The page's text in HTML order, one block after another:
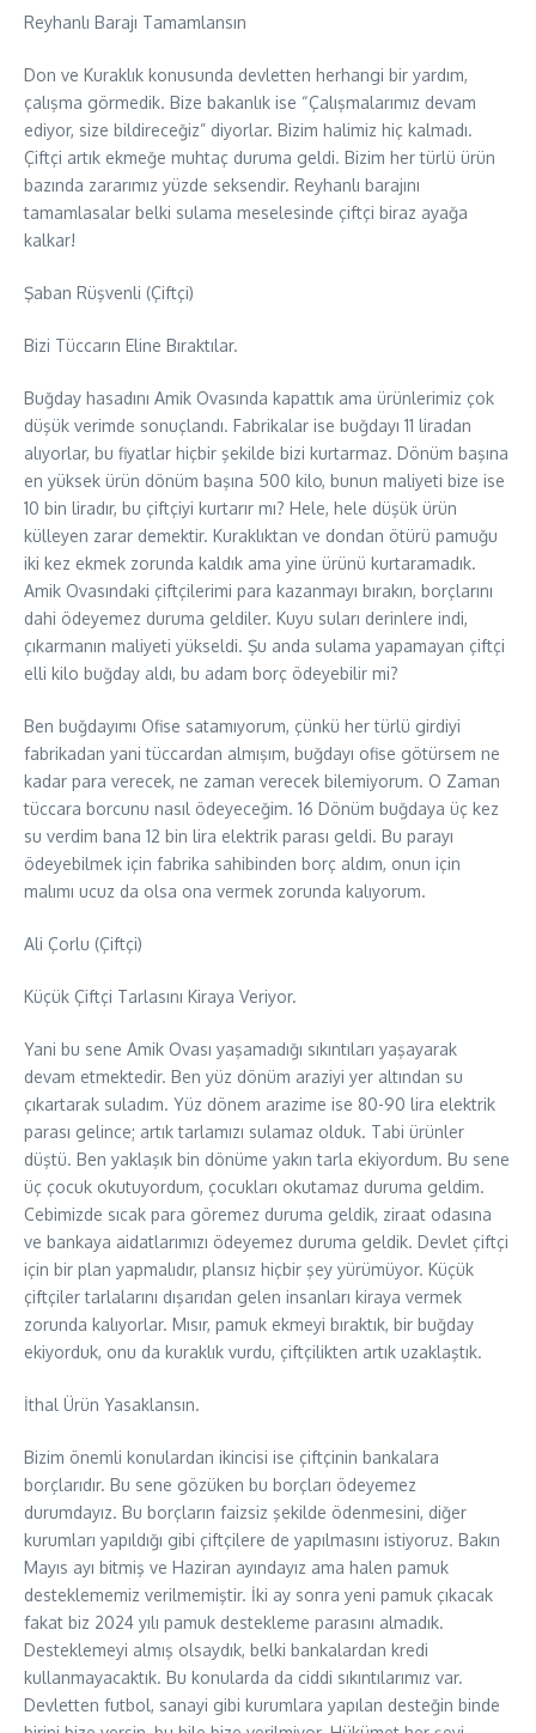
Reyhanlı Barajı Tamamlansın
Don ve Kuraklık konusunda devletten herhangi bir yardım,
çalışma görmedik. Bize bakanlık ise “Çalışmalarımız devam
ediyor, size bildireceğiz” diyorlar. Bizim halimiz hiç kalmadı.
Çiftçi artık ekmeğe muhtaç duruma geldi. Bizim her türlü ürün
bazında zararımız yüzde seksendir. Reyhanlı barajını
tamamlasalar belki sulama meselesinde çiftçi biraz ayağa
kalkar!
Şaban Rüşvenli (Çiftçi)
Bizi Tüccarın Eline Bıraktılar.
Buğday hasadını Amik Ovasında kapattık ama ürünlerimiz çok
düşük verimde sonuçlandı. Fabrikalar ise buğdayı 11 liradan
alıyorlar, bu fiyatlar hiçbir şekilde bizi kurtarmaz. Dönüm başına
en yüksek ürün dönüm başına 500 kilo, bunun maliyeti bize ise
10 bin liradır, bu çiftçiyi kurtarır mı? Hele, hele düşük ürün
külleyen zarar demektir. Kuraklıktan ve dondan ötürü pamuğu
iki kez ekmek zorunda kaldık ama yine ürünü kurtaramadık.
Amik Ovasındaki çiftçilerimi para kazanmayı bırakın, borçlarını
dahi ödeyemez duruma geldiler. Kuyu suları derinlere indi,
çıkarmanın maliyeti yükseldi. Şu anda sulama yapamayan çiftçi
elli kilo buğday aldı, bu adam borç ödeyebilir mi?
Ben buğdayımı Ofise satamıyorum, çünkü her türlü girdiyi
fabrikadan yani tüccardan almışım, buğdayı ofise götürsem ne
kadar para verecek, ne zaman verecek bilemiyorum. O Zaman
tüccara borcunu nasıl ödeyeceğim. 16 Dönüm buğdaya üç kez
su verdim bana 12 bin lira elektrik parası geldi. Bu parayı
ödeyebilmek için fabrika sahibinden borç aldım, onun için
malımı ucuz da olsa ona vermek zorunda kalıyorum.
Ali Çorlu (Çiftçi)
Küçük Çiftçi Tarlasını Kiraya Veriyor.
Yani bu sene Amik Ovası yaşamadığı sıkıntıları yaşayarak
devam etmektedir. Ben yüz dönüm araziyi yer altından su
çıkartarak suladım. Yüz dönem arazime ise 80-90 lira elektrik
parası gelince; artık tarlamızı sulamaz olduk. Tabi ürünler
düştü. Ben yaklaşık bin dönüme yakın tarla ekiyordum. Bu sene
üç çocuk okutuyordum, çocukları okutamaz duruma geldim.
Cebimizde sıcak para göremez duruma geldik, ziraat odasına
ve bankaya aidatlarımızı ödeyemez duruma geldik. Devlet çiftçi
için bir plan yapmalıdır, plansız hiçbir şey yürümüyor. Küçük
çiftçiler tarlalarını dışarıdan gelen insanları kiraya vermek
zorunda kalıyorlar. Mısır, pamuk ekmeyi bıraktık, bir buğday
ekiyorduk, onu da kuraklık vurdu, çiftçilikten artık uzaklaştık.
İthal Ürün Yasaklansın.
Bizim önemli konulardan ikincisi ise çiftçinin bankalara
borçlarıdır. Bu sene gözüken bu borçları ödeyemez
durumdayız. Bu borçların faizsiz şekilde ödenmesini, diğer
kurumları yapıldığı gibi çiftçilere de yapılmasını istiyoruz. Bakın
Mayıs ayı bitmiş ve Haziran ayındayız ama halen pamuk
desteklememiz verilmemiştir. İki ay sonra yeni pamuk çıkacak
fakat biz 2024 yılı pamuk destekleme parasını almadık.
Desteklemeyi almış olsaydık, belki bankalardan kredi
kullanmayacaktık. Bu konularda da ciddi sıkıntılarımız var.
Devletten futbol, sanayi gibi kurumlara yapılan desteğin binde